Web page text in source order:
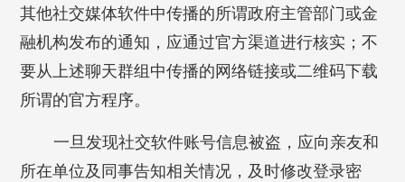
其他社交媒体软件中传播的所谓政府主管部门或金
融机构发布的通知，应通过官方渠道进行核实；不
要从上述聊天群组中传播的网络链接或二维码下载
所谓的官方程序。
一旦发现社交软件账号信息被盗，应向亲友和
所在单位及同事告知相关情况，及时修改登录密